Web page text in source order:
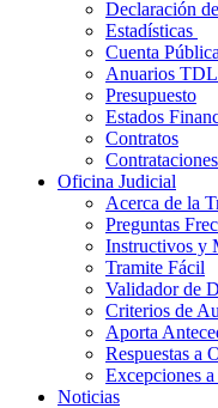
Declaración
Estadísticas
Cuenta
Anuarios
Presupuesto
Estados
Contratos
Oficina Judicial
Acerca de la
Preguntas
Instructivos y
Tramite Fácil
Validador de
Criterios de
Aporta
Respuestas a
Excepciones
Noticias